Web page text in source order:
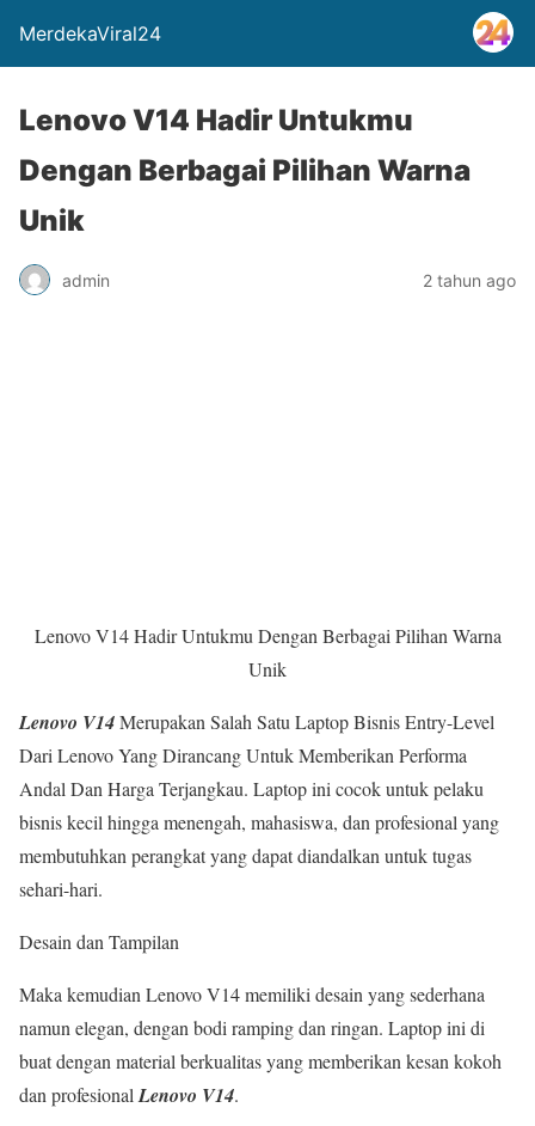
MerdekaViral24
Lenovo V14 Hadir Untukmu
Dengan Berbagai Pilihan Warna
Unik
admin 2 tahun ago
Lenovo V14 Hadir Untukmu Dengan Berbagai Pilihan Warna
Unik
Lenovo V14Merupakan Salah Satu Laptop Bisnis Entry-Level
Dari Lenovo Yang Dirancang Untuk Memberikan Performa
Andal Dan Harga Terjangkau. Laptop ini cocok untuk pelaku
bisnis kecil hingga menengah, mahasiswa, dan profesional yang
membutuhkan perangkat yang dapat diandalkan untuk tugas
sehari-hari.
Desain dan Tampilan
Maka kemudian Lenovo V14 memiliki desain yang sederhana
namun elegan, dengan bodi ramping dan ringan. Laptop ini di
buat dengan material berkualitas yang memberikan kesan kokoh
dan profesionalLenovo V14.